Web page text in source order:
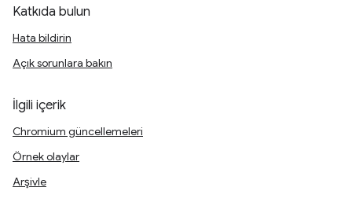
Katkıda bulun
Hata bildirin
Açık sorunlara bakın
İlgili içerik
Chromium güncellemeleri
Örnek olaylar
Arşivle